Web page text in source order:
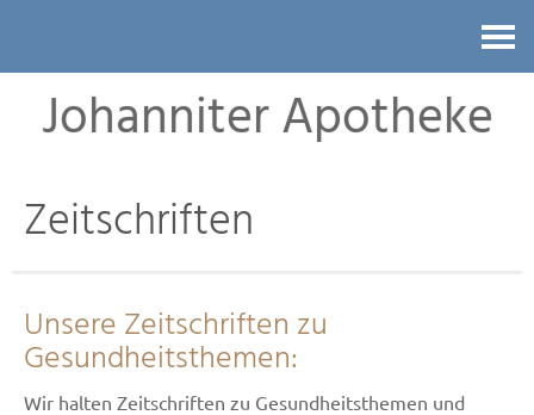
Johanniter Apotheke
Zeitschriften
Unsere Zeitschriften zu
Gesundheitsthemen:
Wir halten Zeitschriften zu Gesundheitsthemen und